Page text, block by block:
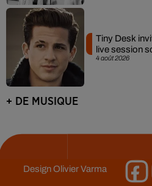
4 août 2026
Tiny Desk
live session
+ DE MUSIQUE
DesignOlivier Varma